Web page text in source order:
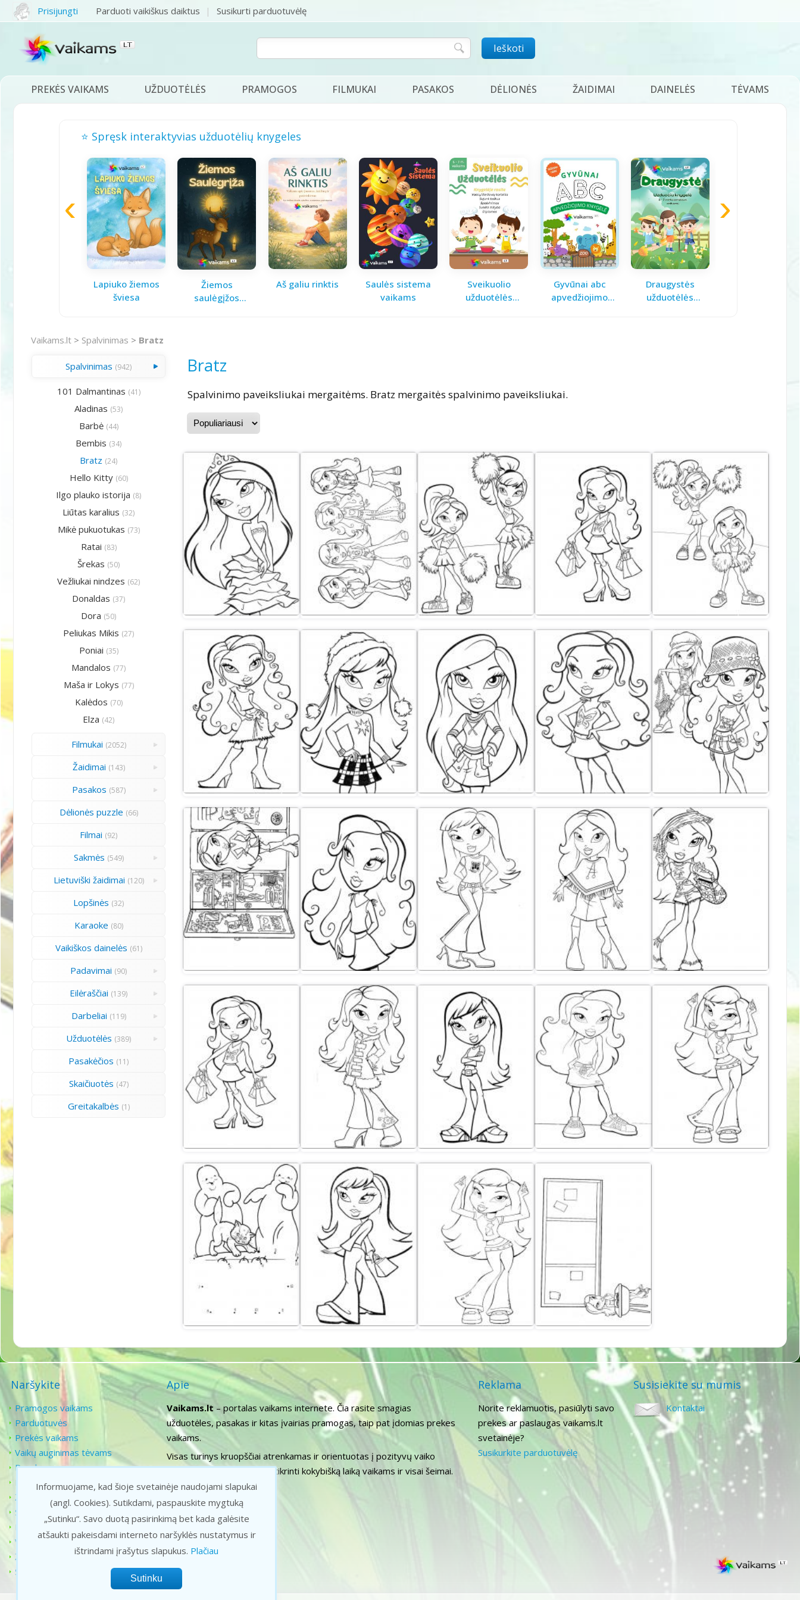
Prisijungti Parduoti vaikiškus daiktus Susikurti parduotuvėlę
Ieškoti
PREKĖS VAIKAMS UŽDUOTĖLĖS PRAMOGOS FILMUKAI PASAKOS DĖLIONĖS ŽAIDIMAI DAINELĖS TĖVAMS
⭐ Spręsk interaktyvias užduotėlių knygeles
Lapiuko žiemos
šviesa
Žiemos
saulėgįžos
Aš galiu rinktis
Saulės sistema
vaikams
Sveikuolio
užduotėlės
Gyvūnai abc
apvedžiojimo
Draugystės
užduotėlės
Vaikams.lt > Spalvinimas > Bratz
Spalvinimas (942)
101 Dalmantinas (41)
Aladinas (53)
Barbė (44)
Bembis (34)
Bratz (24)
Hello Kitty (60)
Ilgo plauko istorija (8)
Liūtas karalius (32)
Mikė pukuotukas (73)
Ratai (83)
Šrekas (50)
Vežliukai nindzes (62)
Donaldas (37)
Dora (50)
Peliukas Mikis (27)
Poniai (35)
Mandalos (77)
Maša ir Lokys (77)
Kalėdos (70)
Elza (42)
Filmukai (2052)
Žaidimai (143)
Pasakos (587)
Dėlionės puzzle (66)
Filmai (92)
Sakmės (549)
Lietuviški žaidimai (120)
Lopšinės (32)
Karaoke (80)
Vaikiškos dainelės (61)
Padavimai (90)
Eilėraščiai (139)
Darbeliai (119)
Užduotėlės (389)
Pasakėčios (11)
Skaičiuotės (47)
Greitakalbės (1)
Bratz
Spalvinimo paveiksliukai mergaitėms. Bratz mergaitės spalvinimo paveiksliukai.
Naršykite
Pramogos vaikams
Parduotuvės
Prekės vaikams
Vaikų auginimas tėvams
Pasakos
Filmukai
Žaidimai vaikams
Senoji animacija
Karaoke vaikams
Vaikiškos dainelės
Žaidimai gamtoje ir lauke
Spalvinimas
Apie
Vaikams.lt – portalas vaikams internete. Čia rasite smagias
užduotėles, pasakas ir kitas įvairias pramogas, taip pat įdomias prekes
vaikams.
Visas turinys kruopščiai atrenkamas ir orientuotas į pozityvų vaiko
ugdymą, todėl siekiame užtikrinti kokybišką laiką vaikams ir visai šeimai.
f
Reklama
Norite reklamuotis, pasiūlyti savo
prekes ar paslaugas vaikams.lt
svetainėje?
Susikurkite parduotuvėlę
Susisiekite su mumis
Kontaktai
Informuojame, kad šioje svetainėje naudojami slapukai
(angl. Cookies). Sutikdami, paspauskite mygtuką
„Sutinku“. Savo duotą pasirinkimą bet kada galėsite
atšaukti pakeisdami interneto naršyklės nustatymus ir
ištrindami įrašytus slapukus. Plačiau